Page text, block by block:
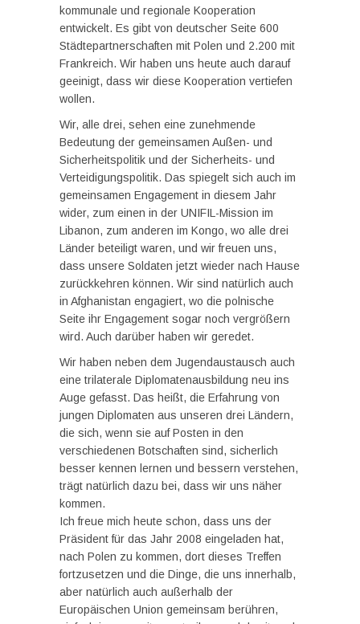
kommunale und regionale Kooperation
entwickelt. Es gibt von deutscher Seite 600
Städtepartnerschaften mit Polen und 2.200 mit
Frankreich. Wir haben uns heute auch darauf
geeinigt, dass wir diese Kooperation vertiefen
wollen.
Wir, alle drei, sehen eine zunehmende
Bedeutung der gemeinsamen Außen- und
Sicherheitspolitik und der Sicherheits- und
Verteidigungspolitik. Das spiegelt sich auch im
gemeinsamen Engagement in diesem Jahr
wider, zum einen in der UNIFIL-Mission im
Libanon, zum anderen im Kongo, wo alle drei
Länder beteiligt waren, und wir freuen uns,
dass unsere Soldaten jetzt wieder nach Hause
zurückkehren können. Wir sind natürlich auch
in Afghanistan engagiert, wo die polnische
Seite ihr Engagement sogar noch vergrößern
wird. Auch darüber haben wir geredet.
Wir haben neben dem Jugendaustausch auch
eine trilaterale Diplomatenausbildung neu ins
Auge gefasst. Das heißt, die Erfahrung von
jungen Diplomaten aus unseren drei Ländern,
die sich, wenn sie auf Posten in den
verschiedenen Botschaften sind, sicherlich
besser kennen lernen und bessern verstehen,
trägt natürlich dazu bei, dass wir uns näher
kommen.
Ich freue mich heute schon, dass uns der
Präsident für das Jahr 2008 eingeladen hat,
nach Polen zu kommen, dort dieses Treffen
fortzusetzen und die Dinge, die uns innerhalb,
aber natürlich auch außerhalb der
Europäischen Union gemeinsam berühren,